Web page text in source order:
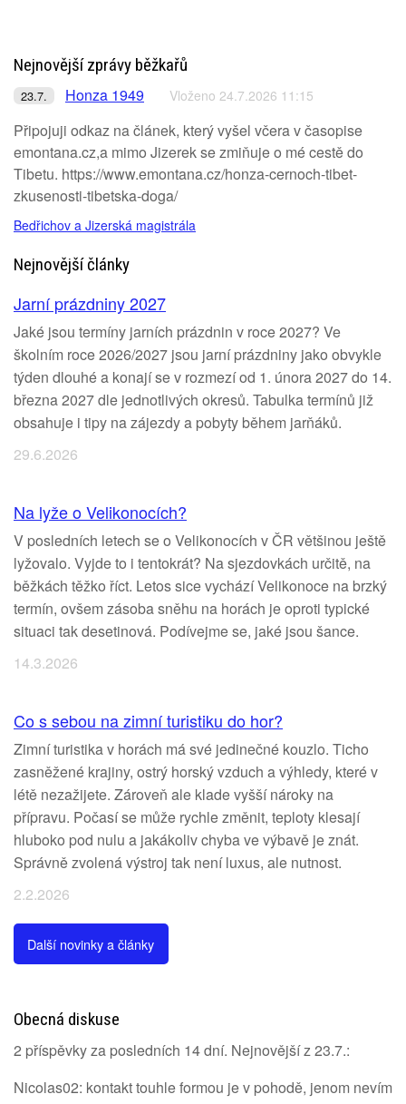
Nejnovější zprávy běžkařů
23.7. Honza 1949 Vloženo 24.7.2026 11:15
Připojuji odkaz na článek, který vyšel včera v časopise
emontana.cz,a mimo Jizerek se zmiňuje o mé cestě do
Tibetu. https://www.emontana.cz/honza-cernoch-tibet-
zkusenosti-tibetska-doga/
Bedřichov a Jizerská magistrála
Nejnovější články
Jarní prázdniny 2027
Jaké jsou termíny jarních prázdnin v roce 2027? Ve
školním roce 2026/2027 jsou jarní prázdniny jako obvykle
týden dlouhé a konají se v rozmezí od 1. února 2027 do 14.
března 2027 dle jednotlivých okresů. Tabulka termínů již
obsahuje i tipy na zájezdy a pobyty během jarňáků.
29.6.2026
Na lyže o Velikonocích?
V posledních letech se o Velikonocích v ČR většinou ještě
lyžovalo. Vyjde to i tentokrát? Na sjezdovkách určitě, na
běžkách těžko říct. Letos sice vychází Velikonoce na brzký
termín, ovšem zásoba sněhu na horách je oproti typické
situaci tak desetinová. Podívejme se, jaké jsou šance.
14.3.2026
Co s sebou na zimní turistiku do hor?
Zimní turistika v horách má své jedinečné kouzlo. Ticho
zasněžené krajiny, ostrý horský vzduch a výhledy, které v
létě nezažijete. Zároveň ale klade vyšší nároky na
přípravu. Počasí se může rychle změnit, teploty klesají
hluboko pod nulu a jakákoliv chyba ve výbavě je znát.
Správně zvolená výstroj tak není luxus, ale nutnost.
2.2.2026
Další novinky a články
Obecná diskuse
2 příspěvky za posledních 14 dní. Nejnovější z 23.7.:
Nicolas02: kontakt touhle formou je v pohodě, jenom nevím